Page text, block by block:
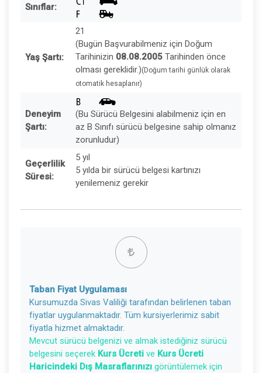
Sınıflar:
Yaş Şartı:
21
(Bugün Başvurabilmeniz için Doğum
Tarihinizin 08.08.2005 Tarihinden önce
olması gereklidir.)(Doğum tarihi günlük olarak
otomatik hesaplanır)
Deneyim
Şartı:
(Bu Sürücü Belgesini alabilmeniz için en
az B Sınıfı sürücü belgesine sahip olmanız
zorunludur)
Geçerlilik
Süresi:
5 yıl
5 yılda bir sürücü belgesi kartınızı
yenilemeniz gerekir
Taban Fiyat Uygulaması
Kursumuzda Sivas Valiliği tarafından belirlenen taban
fiyatlar uygulanmaktadır. Tüm kursiyerlerimiz sabit
fiyatla hizmet almaktadır.
Mevcut sürücü belgenizi ve almak istediğiniz sürücü
belgesini seçerek Kurs Ücreti ve Kurs Ücreti
Haricindeki Dış Masraflarınızı görüntülemek için